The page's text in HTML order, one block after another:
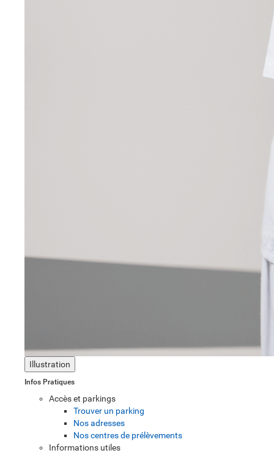
Illustration
Infos Pratiques
Accès et parkings
Trouver un parking
Nos adresses
Nos centres de prélèvements
Informations utiles